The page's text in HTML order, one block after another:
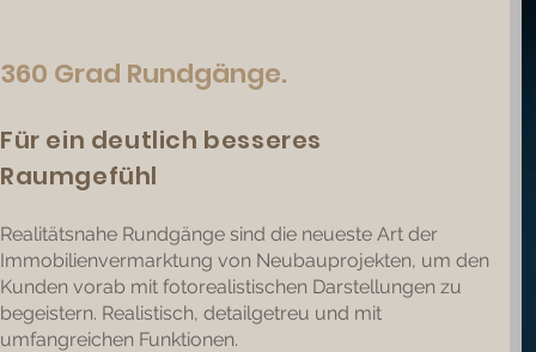
360 Grad Rundgänge.
Für ein deutlich besseres
Raumgefühl
Realitätsnahe Rundgänge sind die neueste Art der
Immobilienvermarktung von Neubauprojekten, um den
Kunden vorab mit fotorealistischen Darstellungen zu
begeistern. Realistisch, detailgetreu und mit
umfangreichen Funktionen.